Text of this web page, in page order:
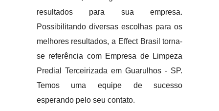
resultados para sua empresa.
Possibilitando diversas escolhas para os
melhores resultados, a Effect Brasil torna-
se referência com Empresa de Limpeza
Predial Terceirizada em Guarulhos - SP.
Temos uma equipe de sucesso
esperando pelo seu contato.